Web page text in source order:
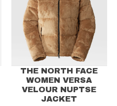
THE NORTH FACE
WOMEN VERSA
VELOUR NUPTSE
JACKET